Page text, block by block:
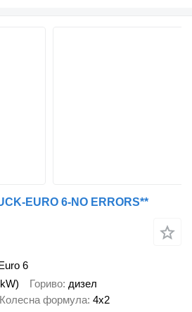
EURO 6-NO ERRORS**
6
Гориво дизел
Колесна формула 4x2